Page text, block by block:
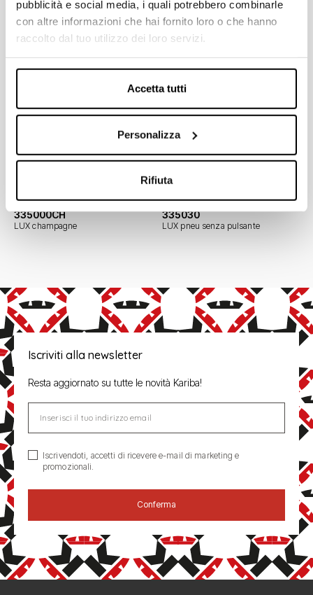
pubblicità e social media, i quali potrebbero combinarle
con altre informazioni che hai fornito loro o che hanno
raccolto dal tuo utilizzo dei loro servizi.
Accetta tutti
Personalizza
RifiutaLUX bianca senza rubinetto
335000CH
LUX champagne
335030
LUX pneu senza pulsante
Iscriviti alla newsletter
Resta aggiornato su tutte le novità Kariba!
Inserisci il tuo indirizzo email
Iscrivendoti, accetti di ricevere e-mail di marketing e
promozionali.
Conferma